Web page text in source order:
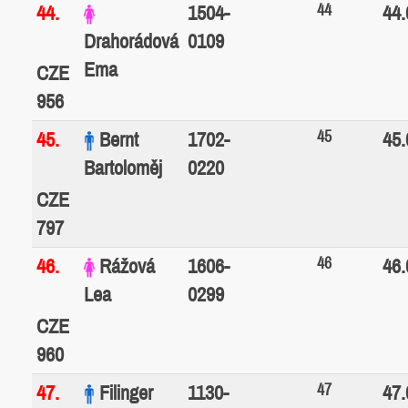
956
Drahorádová
Ema
0109
45.
797
Bernt
Bartoloměj
1702-
0220
45
46.
960
Rážová
Lea
1606-
0299
46
47.
Filinger
1130-
47